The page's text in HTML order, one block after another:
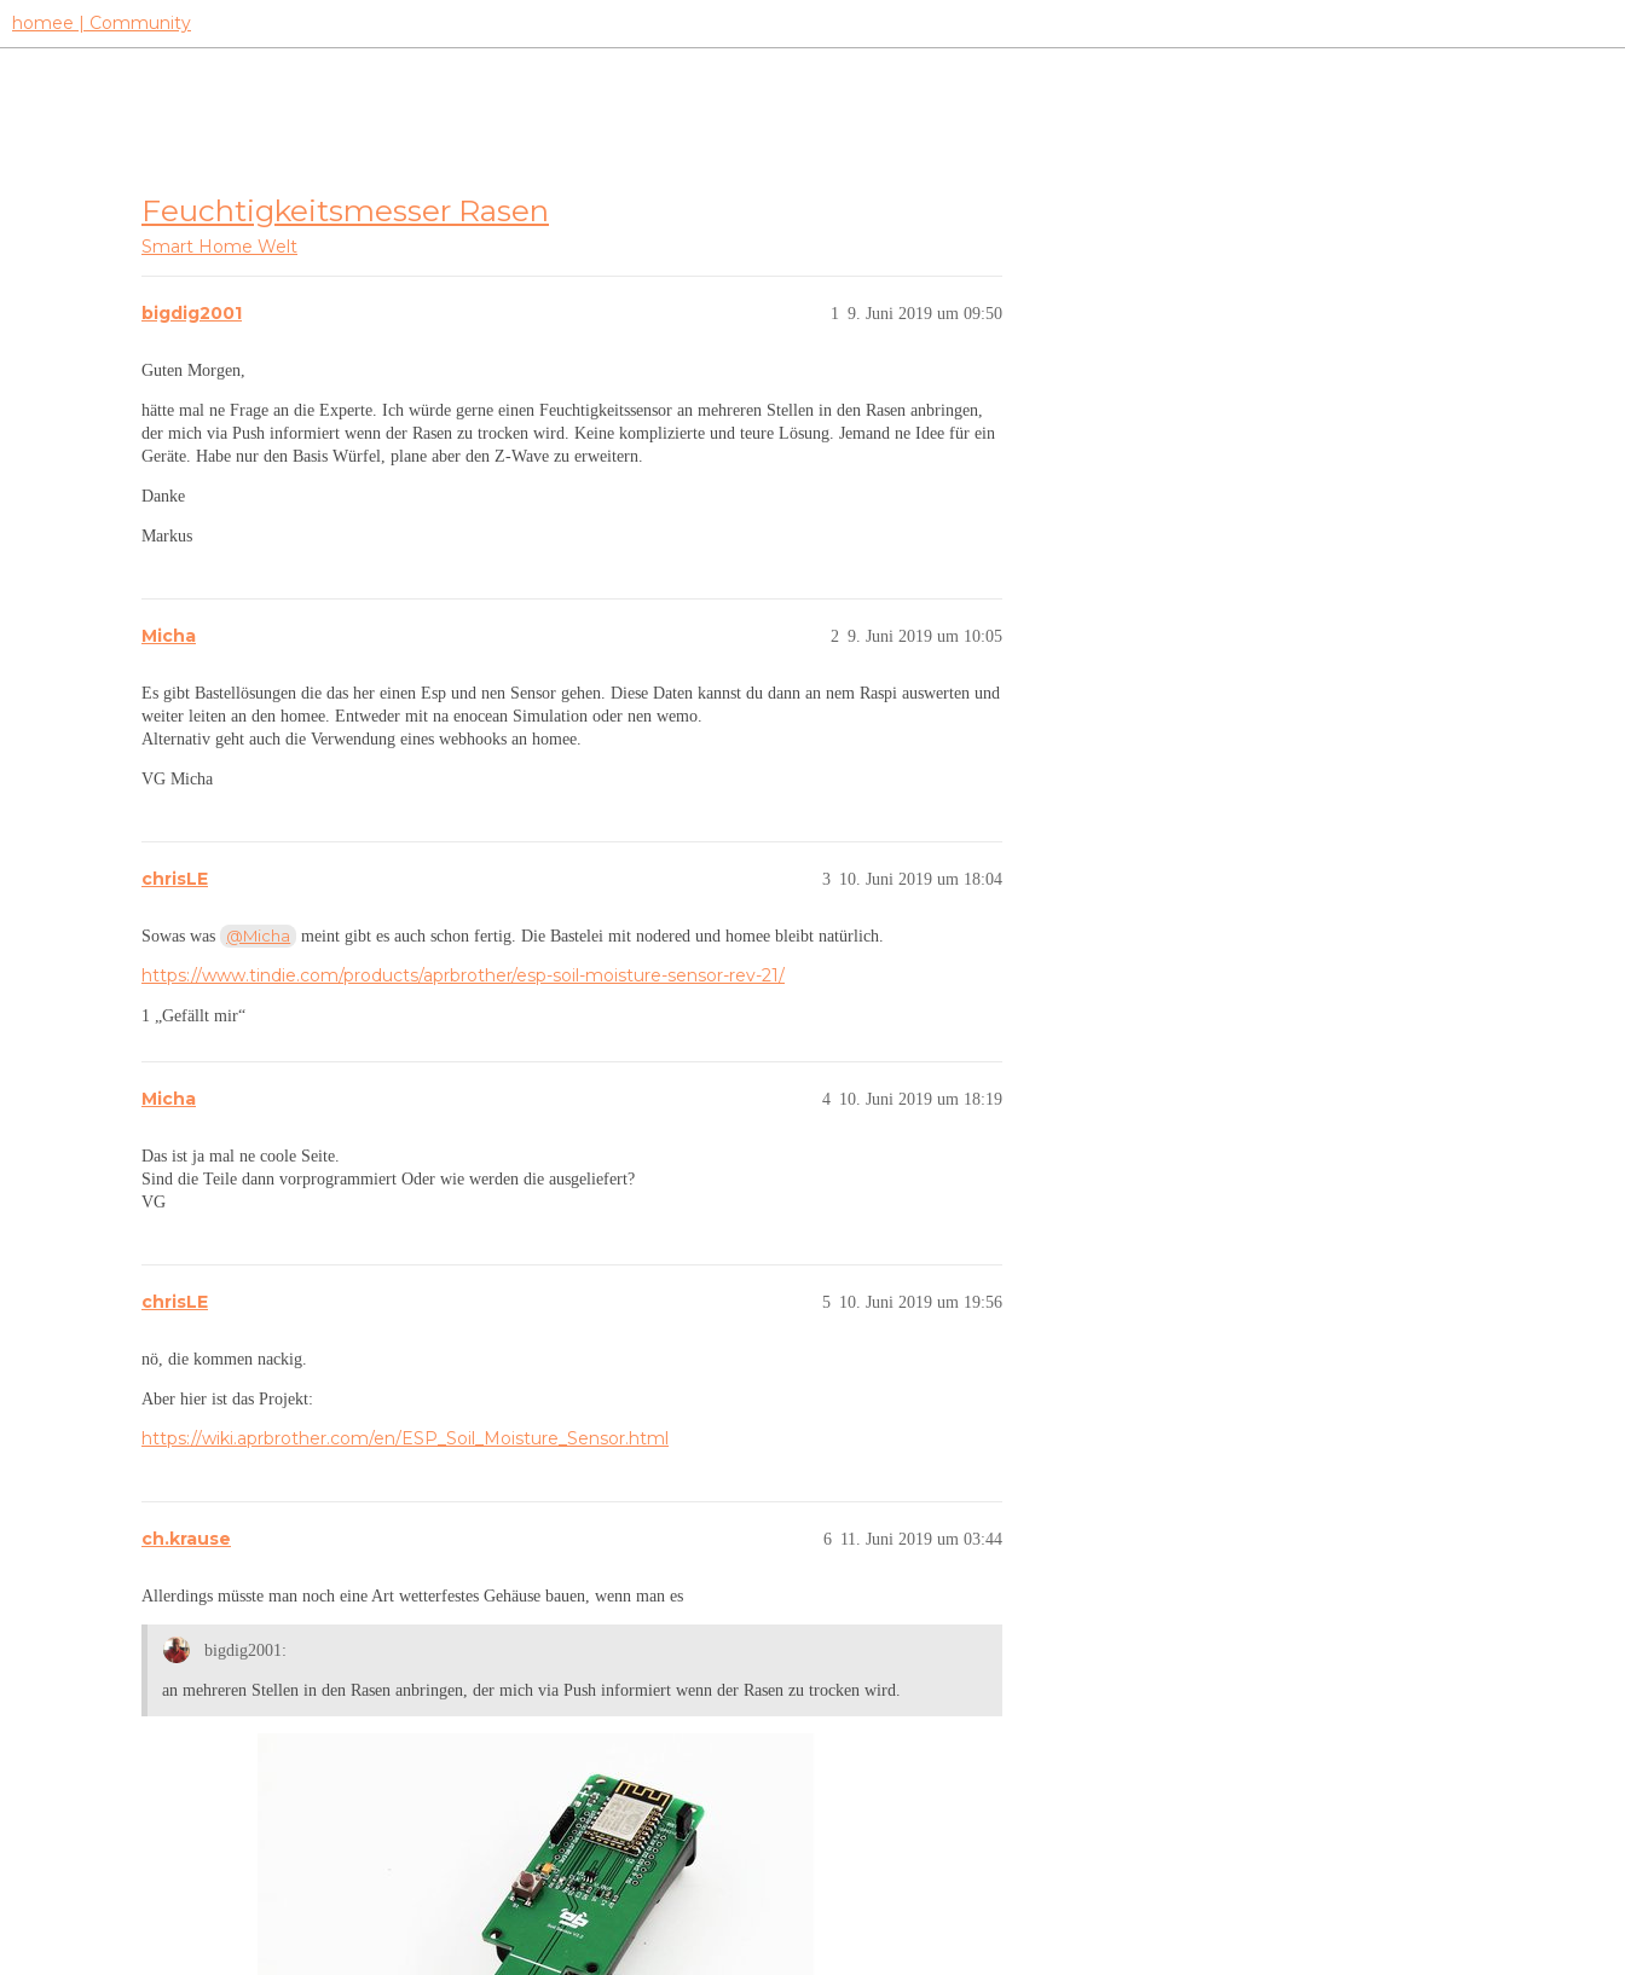
homee | Community
Feuchtigkeitsmesser Rasen
Smart Home Welt
bigdig2001 9. Juni 2019 um 09:50
1
Guten Morgen,
hätte mal ne Frage an die Experte. Ich würde gerne einen Feuchtigkeitssensor an mehreren Stellen in den Rasen anbringen,
der mich via Push informiert wenn der Rasen zu trocken wird. Keine komplizierte und teure Lösung. Jemand ne Idee für ein
Geräte. Habe nur den Basis Würfel, plane aber den Z-Wave zu erweitern.
Danke
Markus
Micha 9. Juni 2019 um 10:05
2
Es gibt Bastellösungen die das her einen Esp und nen Sensor gehen. Diese Daten kannst du dann an nem Raspi auswerten und
weiter leiten an den homee. Entweder mit na enocean Simulation oder nen wemo.
Alternativ geht auch die Verwendung eines webhooks an homee.
VG Micha
chrisLE 10. Juni 2019 um 18:04
3
Sowas was @Micha meint gibt es auch schon fertig. Die Bastelei mit nodered und homee bleibt natürlich.
https://www.tindie.com/products/aprbrother/esp-soil-moisture-sensor-rev-21/
1 „Gefällt mir“
Micha 10. Juni 2019 um 18:19
4
Das ist ja mal ne coole Seite.
Sind die Teile dann vorprogrammiert Oder wie werden die ausgeliefert?
VG
chrisLE 10. Juni 2019 um 19:56
5
nö, die kommen nackig.
Aber hier ist das Projekt:
https://wiki.aprbrother.com/en/ESP_Soil_Moisture_Sensor.html
ch.krause 11. Juni 2019 um 03:44
6
Allerdings müsste man noch eine Art wetterfestes Gehäuse bauen, wenn man es
bigdig2001:
an mehreren Stellen in den Rasen anbringen, der mich via Push informiert wenn der Rasen zu trocken wird.